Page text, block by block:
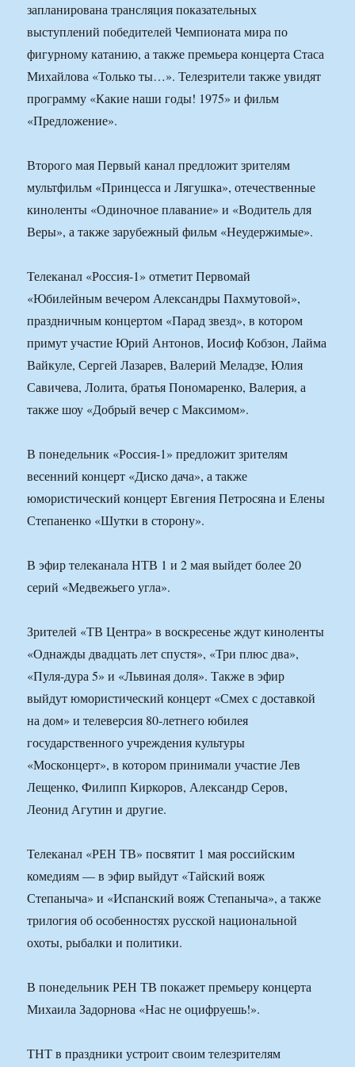
запланирована трансляция показательных
выступлений победителей Чемпионата мира по
фигурному катанию, а также премьера концерта Стаса
Михайлова «Только ты…». Телезрители также увидят
программу «Какие наши годы! 1975» и фильм
«Предложение».
Второго мая Первый канал предложит зрителям
мультфильм «Принцесса и Лягушка», отечественные
киноленты «Одиночное плавание» и «Водитель для
Веры», а также зарубежный фильм «Неудержимые».
Телеканал «Россия-1» отметит Первомай
«Юбилейным вечером Александры Пахмутовой»,
праздничным концертом «Парад звезд», в котором
примут участие Юрий Антонов, Иосиф Кобзон, Лайма
Вайкуле, Сергей Лазарев, Валерий Меладзе, Юлия
Савичева, Лолита, братья Пономаренко, Валерия, а
также шоу «Добрый вечер с Максимом».
В понедельник «Россия-1» предложит зрителям
весенний концерт «Диско дача», а также
юмористический концерт Евгения Петросяна и Елены
Степаненко «Шутки в сторону».
В эфир телеканала НТВ 1 и 2 мая выйдет более 20
серий «Медвежьего угла».
Зрителей «ТВ Центра» в воскресенье ждут киноленты
«Однажды двадцать лет спустя», «Три плюс два»,
«Пуля-дура 5» и «Львиная доля». Также в эфир
выйдут юмористический концерт «Смех с доставкой
на дом» и телеверсия 80-летнего юбилея
государственного учреждения культуры
«Москонцерт», в котором принимали участие Лев
Лещенко, Филипп Киркоров, Александр Серов,
Леонид Агутин и другие.
Телеканал «РЕН ТВ» посвятит 1 мая российским
комедиям — в эфир выйдут «Тайский вояж
Степаныча» и «Испанский вояж Степаныча», а также
трилогия об особенностях русской национальной
охоты, рыбалки и политики.
В понедельник РЕН ТВ покажет премьеру концерта
Михаила Задорнова «Нас не оцифруешь!».
ТНТ в праздники устроит своим телезрителям